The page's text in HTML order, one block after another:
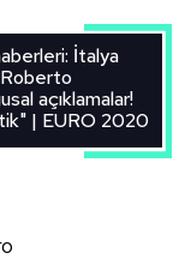
İtalya
açıklamalar!
| EURO 2020